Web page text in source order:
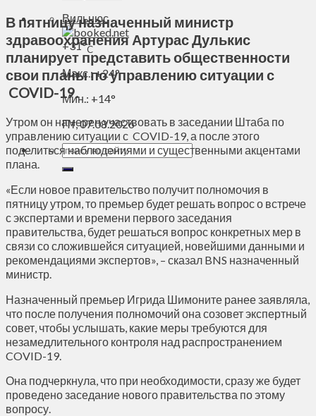
Вильнюс
+31°C
Макс.:+24°
Мин.: +14°
Пт, 07.08.2026
В пятницу назначенный министр
здравоохранения Артурас Дулькис
планирует представить общественности
свои планы по управлению ситуации с
COVID-19.
Утром он намерен участвовать в заседании Штаба по
управлению ситуации с COVID-19, а после этого
поделиться наблюдениями и существенными акцентами
плана.
«Если новое правительство получит полномочия в
пятницу утром, то премьер будет решать вопрос о встрече
с экспертами и времени первого заседания
правительства, будет решаться вопрос конкретных мер в
связи со сложившейся ситуацией, новейшими данными и
рекомендациями экспертов», – сказал BNS назначенный
министр.
Назначенный премьер Игрида Шимоните ранее заявляла,
что после получения полномочий она созовет экспертный
совет, чтобы услышать, какие меры требуются для
незамедлительного контроля над распространением
COVID-19.
Она подчеркнула, что при необходимости, сразу же будет
проведено заседание нового правительства по этому
вопросу.